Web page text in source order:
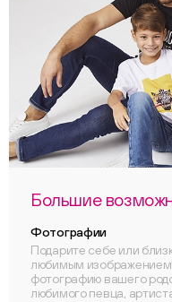
Большие
Фотографии
Подарите себе или
любимым
фотографию вашего
любимого певца,